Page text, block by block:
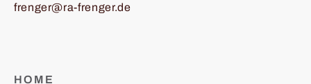
frenger@ra-frenger.de
HOME